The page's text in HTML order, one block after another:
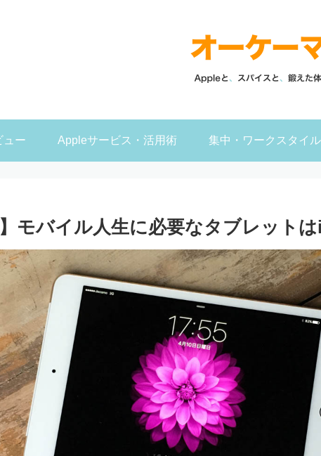
ュー Appleサービス・活用術 集中・ワークスタイル
】モバイル人生に必要なタブレット